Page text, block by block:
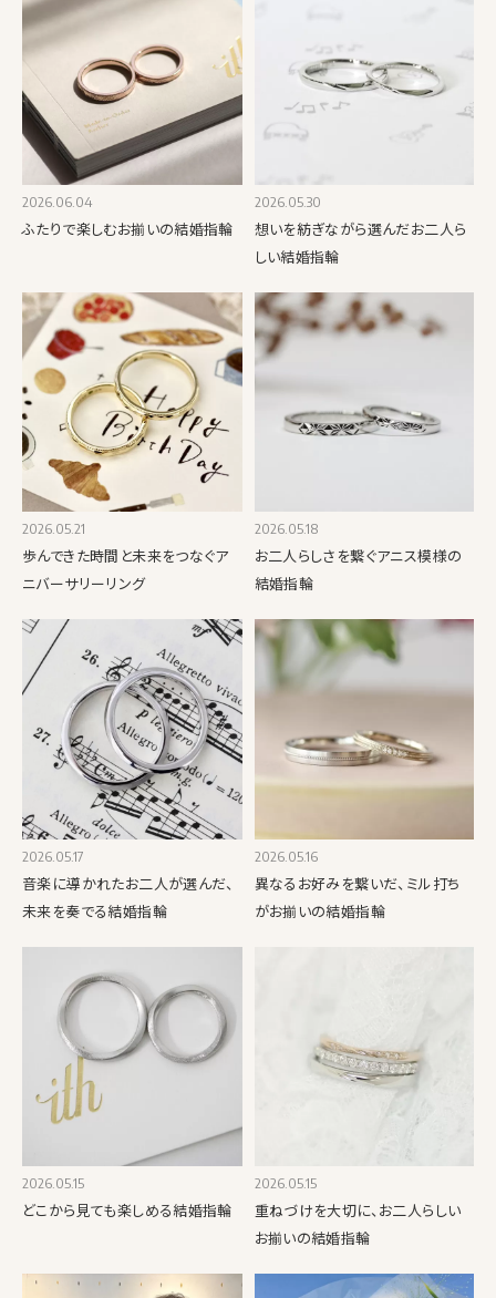
2026.06.04
ふたりで楽しむお揃いの結婚指輪
2026.05.30
想いを紡ぎながら選んだお二人ら
しい結婚指輪
2026.05.21
歩んできた時間と未来をつなぐア
ニバーサリーリング
2026.05.18
お二人らしさを繋ぐアニス模様の
結婚指輪
2026.05.17
音楽に導かれたお二人が選んだ、
未来を奏でる結婚指輪
2026.05.16
異なるお好みを繋いだ、ミル打ち
がお揃いの結婚指輪
2026.05.15
どこから見ても楽しめる結婚指輪
2026.05.15
重ねづけを大切に、お二人らしい
お揃いの結婚指輪